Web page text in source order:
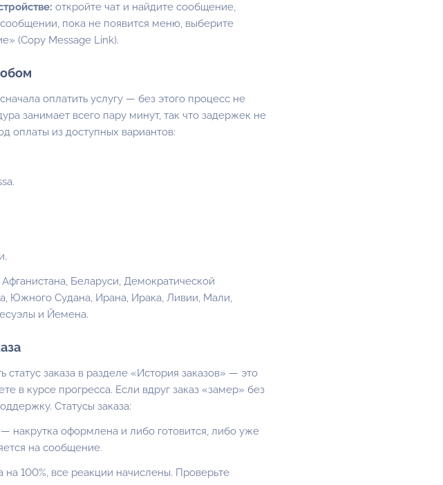
откройте чат и найдите сообщение,
пока не появится меню, выберите
(Copy Message Link).
оплатить услугу — без этого процесс не
занимает всего пару минут, так что задержек не
оплаты из доступных вариантов:
Беларуси, Демократической
Южного Судана, Ирана, Ирака, Ливии, Мали,
и Йемена.
заказа в разделе «История заказов» — это
в курсе прогресса. Если вдруг заказ «замер» без
Статусы заказа:
— накрутка оформлена и либо готовится, либо уже
на сообщение.
на 100%, все реакции начислены. Проверьте